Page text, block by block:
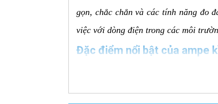
gọn, chắc chắn và các tính năng đo
việc với dòng điện trong các môi
Đặc điểm nổi bật của ampe
Điểm